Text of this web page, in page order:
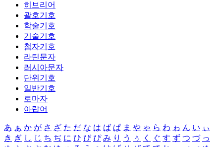
히브리어
괄호기호
학술기호
기술기호
첨자기호
라틴문자
러시아문자
단위기호
일반기호
로마자
아랍어
あ ぁ か が さ ざ た だ な は ば ぱ ま や ゃ ら わ ゎ ん い ぃ
き ぎ し じ ち ぢ に ひ び ぴ み り う ぅ く ぐ す ず つ づ っ